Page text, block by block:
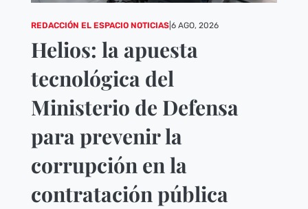
REDACCIÓN EL ESPACIO NOTICIAS| 6 AGO, 2026
Helios: la apuesta
tecnológica del
Ministerio de Defensa
para prevenir la
corrupción en la
contratación pública